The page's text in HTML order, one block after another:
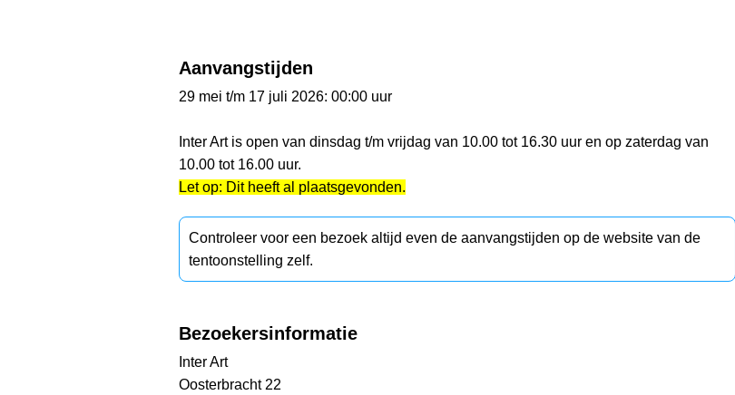
Aanvangstijden
29 mei t/m 17 juli 2026: 00:00 uur
Inter Art is open van dinsdag t/m vrijdag van 10.00 tot 16.30 uur en op zaterdag van
10.00 tot 16.00 uur.
Let op: Dit heeft al plaatsgevonden.
Controleer voor een bezoek altijd even de aanvangstijden op de website van de
tentoonstelling zelf.
Bezoekersinformatie
Inter Art
Oosterbracht 22